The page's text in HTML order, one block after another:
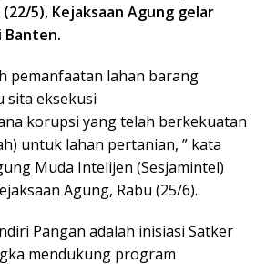
(22/5), Kejaksaan Agung gelar
Banten.
pemanfaatan lahan barang
sita eksekusi
korupsi yang telah berkekuatan
untuk lahan pertanian, ” kata
Muda Intelijen (Sesjamintel)
Agung, Rabu (25/6).
Pangan adalah inisiasi Satker
mendukung program